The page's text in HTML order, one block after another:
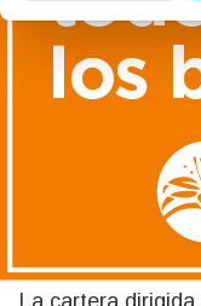
Anses
jubilados
La cartera